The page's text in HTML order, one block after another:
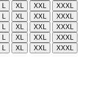
L XL XXL
XXXL
L XL XXL
XXXL
L XL XXL
XXXL
L XL XXL
XXXL
L XL XXL XXXL